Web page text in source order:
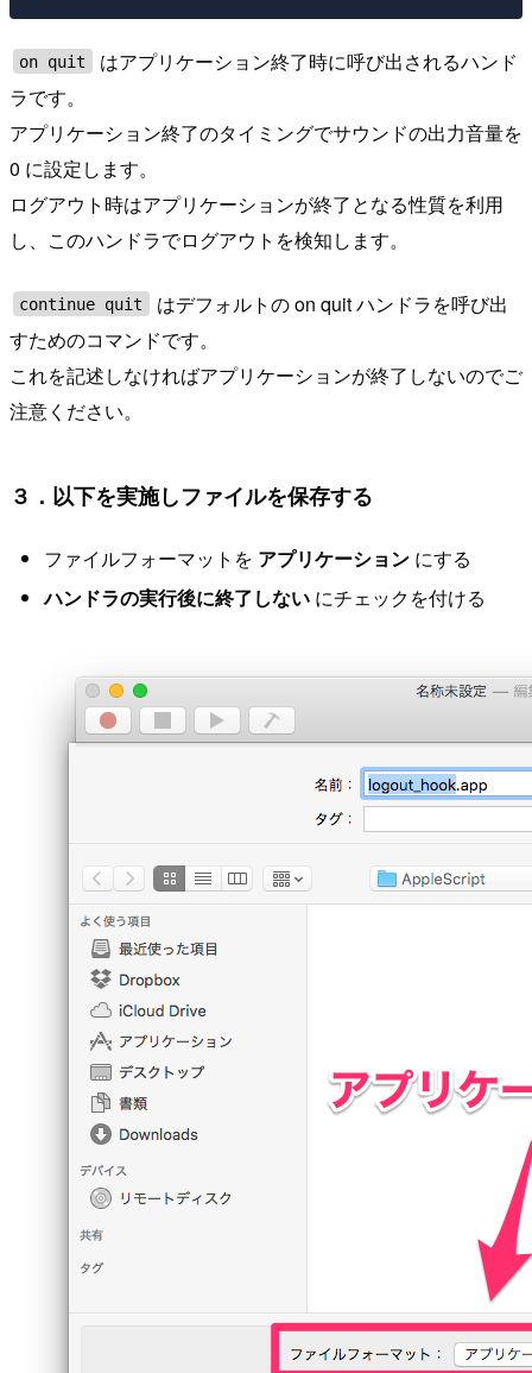
on quit
はアプリケーション終了時に呼び出されるハンド
ラです。
アプリケーション終了のタイミングでサウンドの出力音量を
0 に設定します。
ログアウト時はアプリケーションが終了となる性質を利用
し、このハンドラでログアウトを検知します。
continue quit
はデフォルトの on quit ハンドラを呼び出
すためのコマンドです。
これを記述しなければアプリケーションが終了しないのでご
注意ください。
３．以下を実施しファイルを保存する
ファイルフォーマットを アプリケーションにする
ハンドラの実行後に終了しないにチェックを付ける